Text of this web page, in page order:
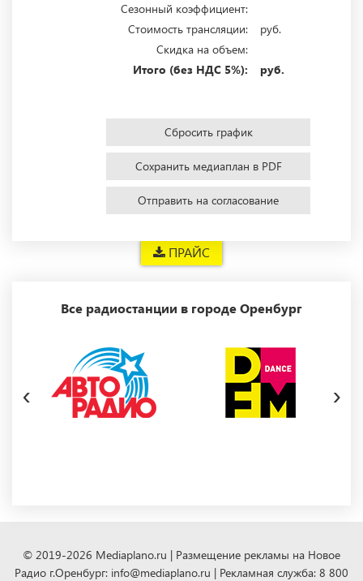
ПРАЙС
Сезонный коэффициент:
Стоимость трансляции:
руб.
Скидка на объем:
Итого (без НДС 5%):
руб.
Сбросить график
Сохранить медиаплан в PDF
Отправить на согласование
Все радиостанции в городе Оренбург
‹ ›
© 2019-2026 Mediaplano.ru | Размещение рекламы на Новое
Радио г.Оренбург: info@mediaplano.ru | Рекламная служба: 8 800